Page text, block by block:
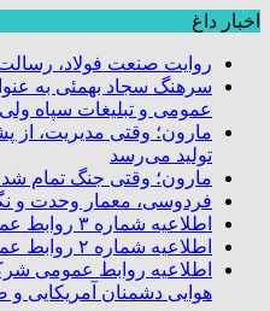
اخبار داغ
روایت صنعت فولاد،‌ رسالت
سرهنگ سجاد بهمئی به
عمومی و تبلیغات سپاه
مارون؛ وقتی مدیریت،
تولید می‌رسد
مارون؛ وقتی جنگ تمام
فردوسی، معمار وحدت و
اطلاعیه شماره ۳ روابط عمومی شرکت فولاد خوزستان
اطلاعیه شماره ۲ روابط عمومی شرکت فولاد خوزستان
اطلاعیه روابط عمومی
هوایی دشمنان آمریکایی